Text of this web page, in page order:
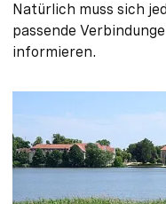
Natürlich muss sich
passende
informieren.